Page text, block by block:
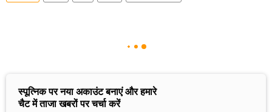
स्पूत्निक पर नया अकाउंट बनाएं और हमारे
चैट में ताजा खबरों पर चर्चा करें